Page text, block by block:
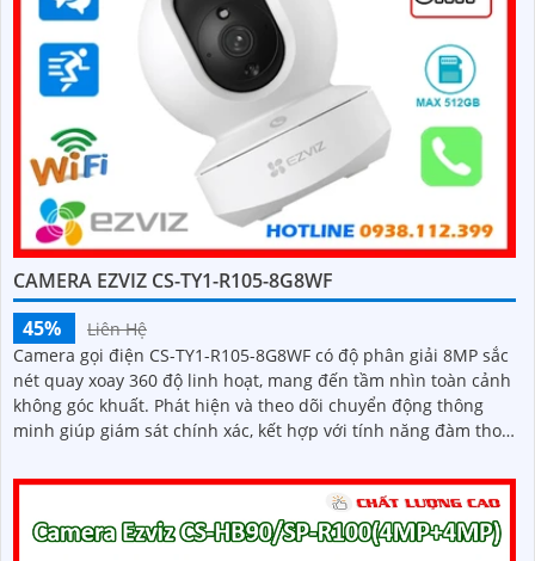
CAMERA EZVIZ CS-TY1-R105-8G8WF
45%
Liên Hệ
Camera gọi điện CS-TY1-R105-8G8WF có độ phân giải 8MP sắc
nét quay xoay 360 độ linh hoạt, mang đến tầm nhìn toàn cảnh
không góc khuất. Phát hiện và theo dõi chuyển động thông
minh giúp giám sát chính xác, kết hợp với tính năng đàm thoại